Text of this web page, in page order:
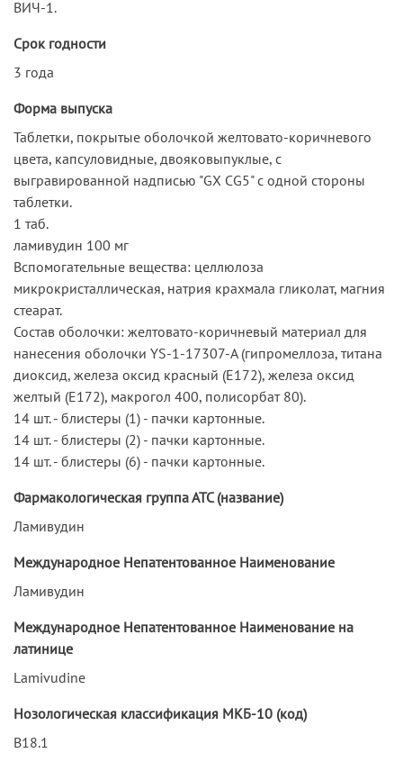
ВИЧ-1.
Срок годности
3 года
Форма выпуска
Таблетки, покрытые оболочкой желтовато-коричневого
цвета, капсуловидные, двояковыпуклые, с
выгравированной надписью "GX CG5" с одной стороны
таблетки.
1 таб.
ламивудин 100 мг
Вспомогательные вещества: целлюлоза
микрокристаллическая, натрия крахмала гликолат, магния
стеарат.
Состав оболочки: желтовато-коричневый материал для
нанесения оболочки YS-1-17307-A (гипромеллоза, титана
диоксид, железа оксид красный (Е172), железа оксид
желтый (Е172), макрогол 400, полисорбат 80).
14 шт. - блистеры (1) - пачки картонные.
14 шт. - блистеры (2) - пачки картонные.
14 шт. - блистеры (6) - пачки картонные.
Фармакологическая группа АТС (название)
Ламивудин
Международное Непатентованное Наименование
Ламивудин
Международное Непатентованное Наименование на
латинице
Lamivudine
Нозологическая классификация МКБ-10 (код)
B18.1